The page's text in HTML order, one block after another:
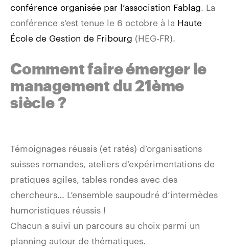
conférence organisée par l’association Fablag . La
conférence s’est tenue le 6 octobre à la Haute
École de Gestion de Fribourg (HEG-FR).
Comment faire émerger le
management du 21ème
siècle ?
Témoignages réussis (et ratés) d’organisations
suisses romandes, ateliers d’expérimentations de
pratiques agiles, tables rondes avec des
chercheurs… L’ensemble saupoudré d’intermèdes
humoristiques réussis !
Chacun a suivi un parcours au choix parmi un
planning autour de thématiques.